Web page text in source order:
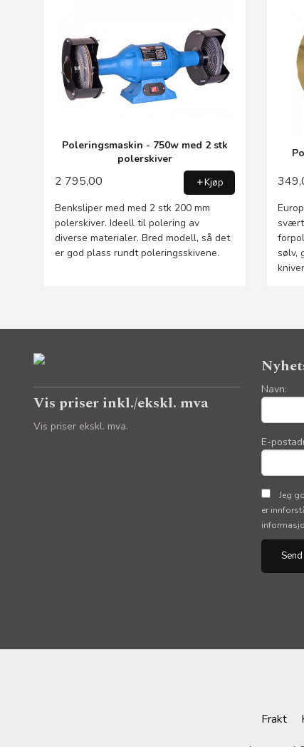
Poleringsmaskin - 750w med 2 stk
polerskiver
2 795,00 Kjøp
Benksliper med med 2 stk 200 mm
polerskiver. Ideell til polering av
diverse materialer. Bred modell, så det
er god plass rundt poleringsskivene.
svært
sølv,
Vis priser inkl./ekskl. mva
Vis priser ekskl. mva.
Navn:
E-
Jeg
er
Frakt